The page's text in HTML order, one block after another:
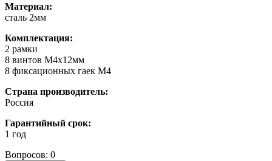
Материал:
сталь 2мм
Комплектация:
2 рамки
8 винтов M4x12мм
8 фиксационных гаек M4
Страна производитель:
Россия
Гарантийный срок:
1 год
Вопросов: 0